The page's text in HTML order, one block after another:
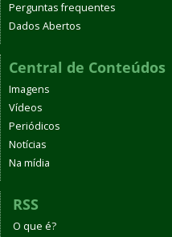
Perguntas frequentes
Dados Abertos
Central de Conteúdos
Imagens
Vídeos
Periódicos
Notícias
Na mídia
RSS
O que é?